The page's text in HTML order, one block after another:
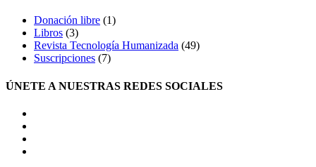
Donación libre (1)
Libros (3)
Revista Tecnología Humanizada (49)
Suscripciones (7)
ÚNETE A NUESTRAS REDES SOCIALES